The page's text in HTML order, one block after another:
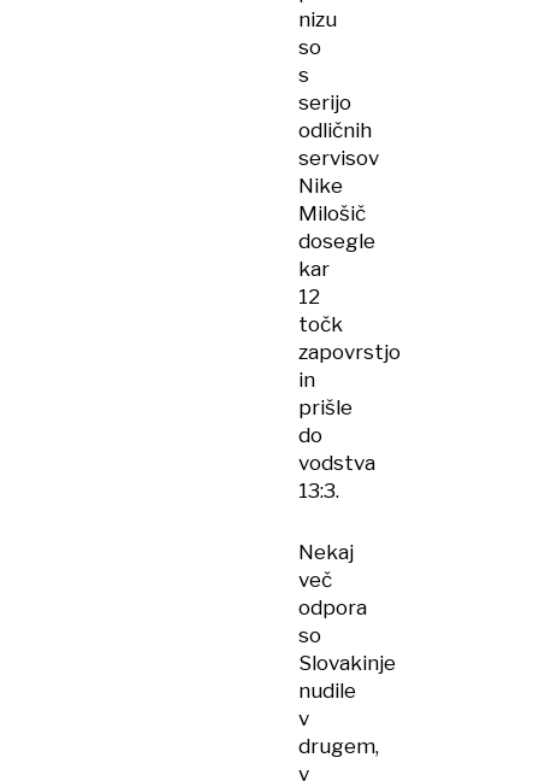
nizu
so
s
serijo
odličnih
servisov
Nike
Milošič
dosegle
kar
12
točk
zapovrstjo
in
prišle
do
vodstva
13:3.
Nekaj
več
odpora
so
Slovakinje
nudile
v
drugem,
v